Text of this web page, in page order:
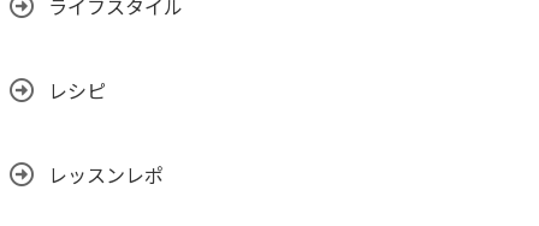
ライフスタイル
レシピ
レッスンレポ